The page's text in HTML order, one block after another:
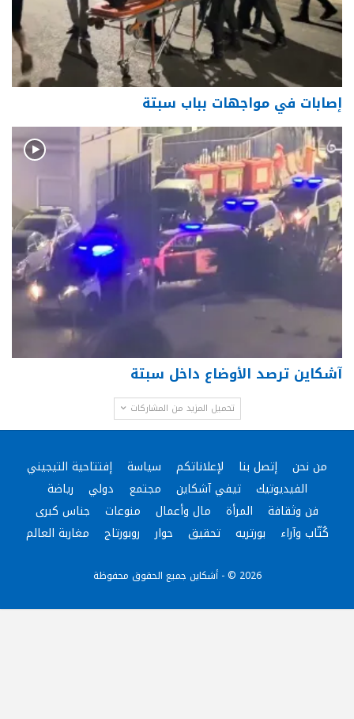
إصابات في مواجهات بباب سبتة
آشكاين ترصد الأوضاع داخل سبتة
تحميل المزيد من المشاركات
من نحن إتصل بنا لإعلاناتكم سياسة
إفتتاحية التيجيني
الفيديوتيك
تيفي آشكاين مجتمع دولي
رياضة
فن وثقافة
المرأة مال وأعمال منوعات
جناس كبرى
كُتّاب وآراء
بورتريه تحقيق حوار روبورتاج مغاربة العالم
2026 © - أشكاين جميع الحقوق محفوظة